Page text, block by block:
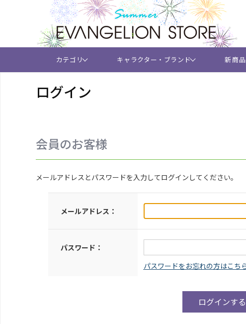
カテゴリ キャラクター・ブランド 新商品
ログイン
会員のお客様
メールアドレスとパスワードを入力してログインしてください。
メールアドレス：
パスワード：